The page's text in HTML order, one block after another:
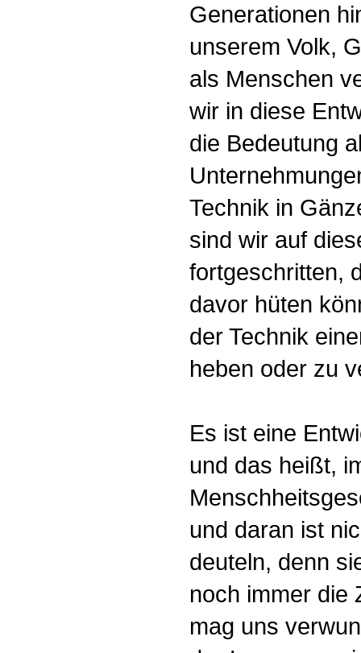
Generationen
unserem Volk,
als Menschen
wir in diese
die Bedeutung
Technik in
sind wir auf
fortgeschritten,
davor hüten
der Technik
heben oder zu
Es ist eine
und das heißt,
und daran ist
deuteln, denn
noch immer die
mag uns